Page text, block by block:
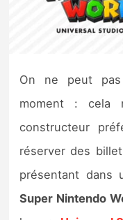
Nintendo
Tests de jeux
Tests
Autres tests
Previews
On ne peut
moment : cela
constructeur
réserver des
présentant dans
Super Nintendo